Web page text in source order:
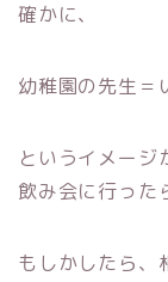
確かに、
幼稚園の先生＝
というイメージ
飲み会に行った
もしかしたら、